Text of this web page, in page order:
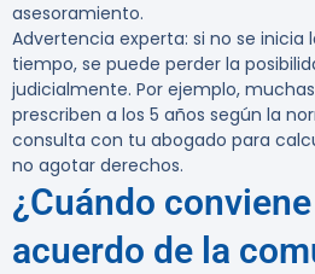
asesoramiento.
Advertencia experta: si no se inicia
tiempo, se puede perder la
judicialmente. Por ejemplo,
prescriben a los 5 años según la
consulta con tu abogado para
no agotar derechos.
¿Cuándo
acuerdo de la